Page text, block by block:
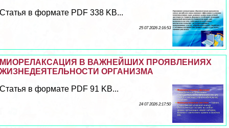
Статья в формате PDF 338 KB...
25 07 2026 2:16:53
МИОРЕЛАКСАЦИЯ В ВАЖНЕЙШИХ ПРОЯВЛЕНИЯХ
ЖИЗНЕДЕЯТЕЛЬНОСТИ ОРГАНИЗМА
Статья в формате PDF 91 KB...
24 07 2026 2:17:50